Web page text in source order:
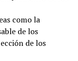
como la
de los
de los